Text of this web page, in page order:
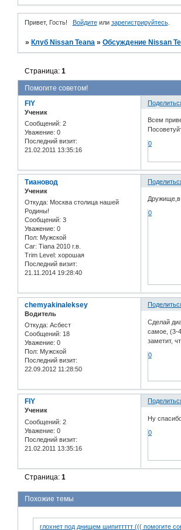
Привет, Гость! Войдитеили зарегистрируйтесь.
» Клуб Nissan Teana »Обсуждение Nissan
Помогите советом!
Страница:1
FIY
Ученик
Сообщений: 2
Уважение: 0
Последний визит:
21.02.2011 13:35:16
Всем
0
Тиановод
Ученик
Откуда: Москва столица нашей
Родины!
Сообщений: 3
Уважение: 0
Пол: Мужской
Car: Tiana 2010 г.в.
Trim Level: хорошая
Последний визит:
21.11.2014 19:28:40
Дружище,в
0
chemyakinaleksey
Водитель
Откуда: Асбест
Сообщений: 18
Уважение: 0
Пол: Мужской
Последний визит:
22.09.2012 11:28:50
Сделай
самое, (3-
заметит,
0
FIY
Ученик
Сообщений: 2
Уважение: 0
Последний визит:
21.02.2011 13:35:16
Ну
0
Страница:1
Похожие темы
глохнет под днищем шипиттттт ((( помогите